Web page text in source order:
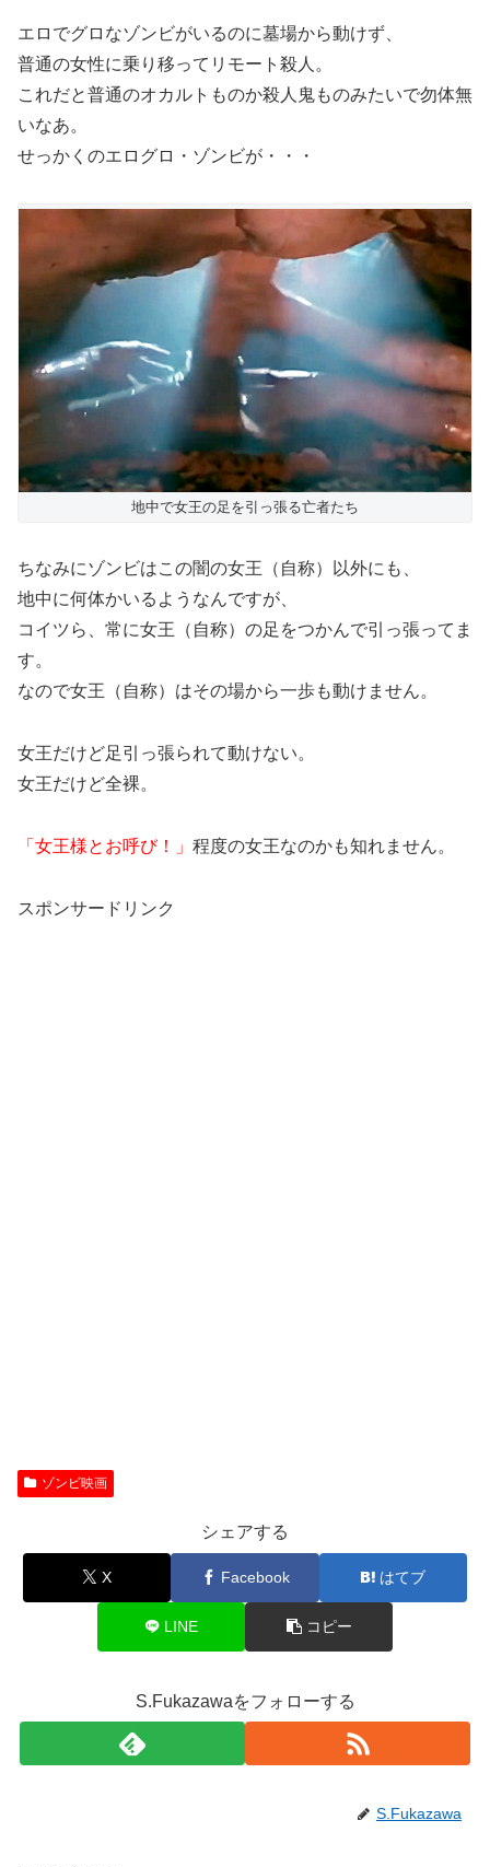
エロでグロなゾンビがいるのに墓場から動けず、
普通の女性に乗り移ってリモート殺人。
これだと普通のオカルトものか殺人鬼ものみたいで勿体無
いなあ。
せっかくのエログロ・ゾンビが・・・
地中で女王の足を引っ張る亡者たち
ちなみにゾンビはこの闇の女王（自称）以外にも、
地中に何体かいるようなんですが、
コイツら、常に女王（自称）の足をつかんで引っ張ってま
す。
なので女王（自称）はその場から一歩も動けません。
女王だけど足引っ張られて動けない。
女王だけど全裸。
「女王様とお呼び！」 程度の女王なのかも知れません。
スポンサードリンク
ゾンビ映画
シェアする
X Facebook はてブ
LINE コピー
S.Fukazawaをフォローする
S.Fukazawa